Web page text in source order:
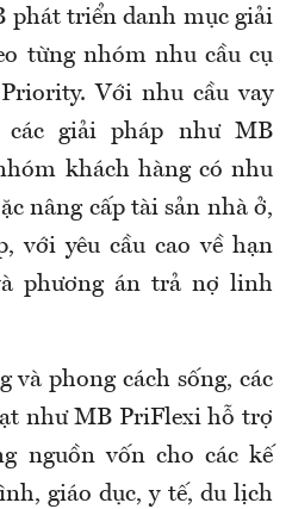
phát triển danh mục giải
từng nhóm nhu cầu cụ
Với nhu cầu vay
các giải pháp như MB
khách hàng có nhu
nâng cấp tài sản nhà ở,
với yêu cầu cao về hạn
phương án trả nợ linh
và phong cách sống, các
như MB PriFlexi hỗ trợ
nguồn vốn cho các kế
giáo dục, y tế, du lịch